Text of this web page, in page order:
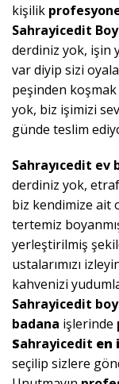
kişilik
Sahrayicedit
derdiniz yok, işin
var diyip sizi
peşinden koşmak
yok, biz işimizi
günde teslim
Sahrayıcedit ev
derdiniz yok,
biz kendimize ait
tertemiz
yerleştirilmiş
ustalarımızı
kahvenizi
Sahrayicedit
badana işlerinde
Sahrayicedit en
seçilip sizlere